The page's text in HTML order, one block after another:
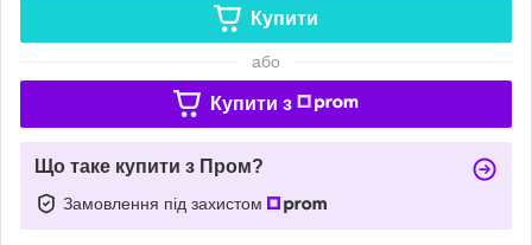
Купити
або
Купити з
Що таке купити з Пром?
Замовлення під захистом